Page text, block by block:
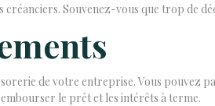
Souvenez-vous que trop de
de votre entreprise. Vous
le prêt et les intérêts à terme.